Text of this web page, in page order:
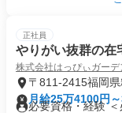
正社員
やりがい抜群の在
株式会社はっぴぃガーデ
〒811-2415福岡
月給25万4100円
必要資格・経験